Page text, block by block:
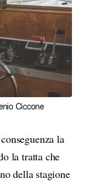
Ciccone
la
la tratta che
della stagione